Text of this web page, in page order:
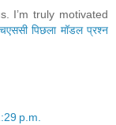
I’m truly motivated
पिछला मॉडल प्रश्न
p.m.